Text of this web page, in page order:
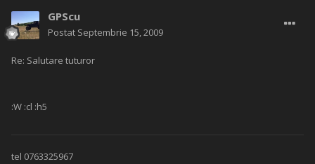
GPScu
Postat Septembrie 15, 2009
Re: Salutare tuturor
:W :cl :h5
tel 0763325967